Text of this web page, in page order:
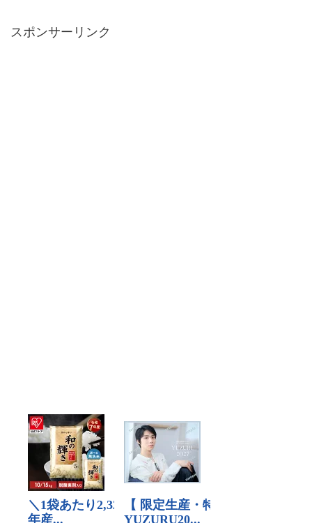
スポンサーリンク